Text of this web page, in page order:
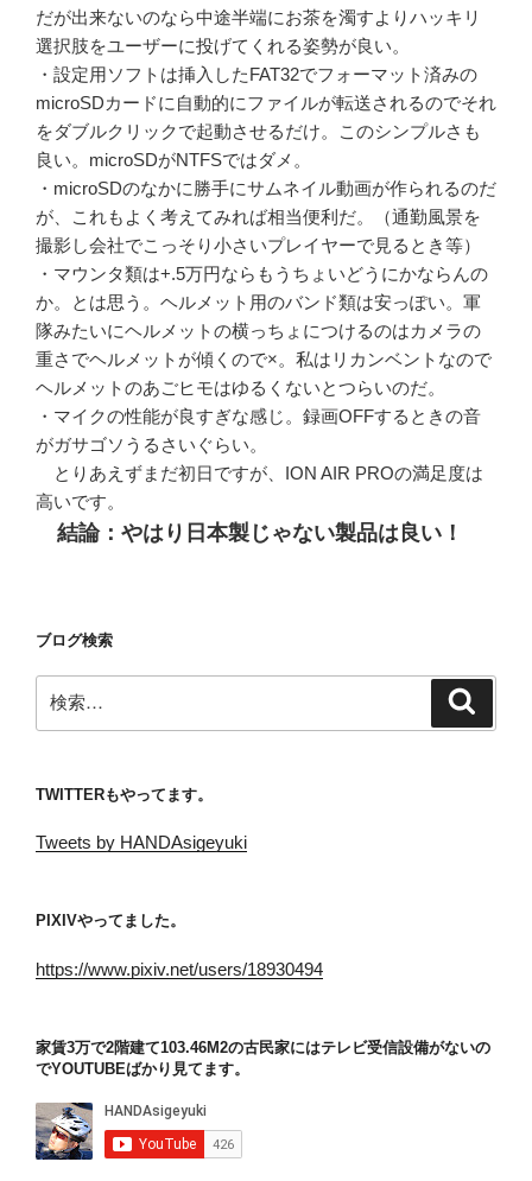
だが出来ないのなら中途半端にお茶を濁すよりハッキリ
選択肢をユーザーに投げてくれる姿勢が良い。
・設定用ソフトは挿入したFAT32でフォーマット済みの
microSDカードに自動的にファイルが転送されるのでそれ
をダブルクリックで起動させるだけ。このシンプルさも
良い。microSDがNTFSではダメ。
・microSDのなかに勝手にサムネイル動画が作られるのだ
が、これもよく考えてみれば相当便利だ。（通勤風景を
撮影し会社でこっそり小さいプレイヤーで見るとき等）
・マウンタ類は+.5万円ならもうちょいどうにかならんの
か。とは思う。ヘルメット用のバンド類は安っぽい。軍
隊みたいにヘルメットの横っちょにつけるのはカメラの
重さでヘルメットが傾くので×。私はリカンベントなので
ヘルメットのあごヒモはゆるくないとつらいのだ。
・マイクの性能が良すぎな感じ。録画OFFするときの音
がガサゴソうるさいぐらい。
とりあえずまだ初日ですが、ION AIR PROの満足度は
高いです。
結論：やはり日本製じゃない製品は良い！
ブログ検索
索:
TWITTERもやってます。
Tweets by HANDAsigeyuki
PIXIVやってました。
https://www.pixiv.net/users/18930494
家賃3万で2階建て103.46M2の古民家にはテレビ受信設備がないの
でYOUTUBEばかり見てます。